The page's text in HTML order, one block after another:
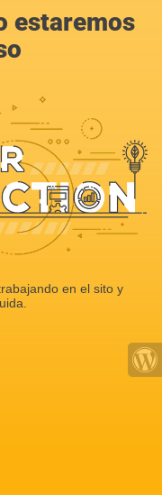
estaremos
en el sito y